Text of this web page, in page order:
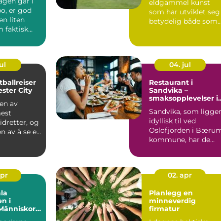
er god
liten
faktisk
eldgammel kunst
som har utviklet seg
betydelig både som
City
av
og
av å se et
04. jul
Restaurant i
Sandvika –
smaksopplevelser i
Sandvika, som ligger
idyllisk til ved
Oslofjorden i
kommune, har de
i
02. apr
Planlegg en
minneverdig
firmatur